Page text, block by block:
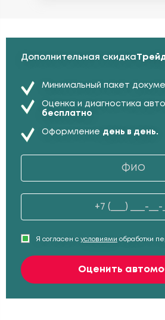
Дополнительная скидка
Минимальный пакет
Оценка и диагностика
бесплатно
Оформление день в день.
Я согласен с условиями обработки
Оценить